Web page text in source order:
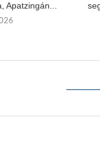
Apatzingán...